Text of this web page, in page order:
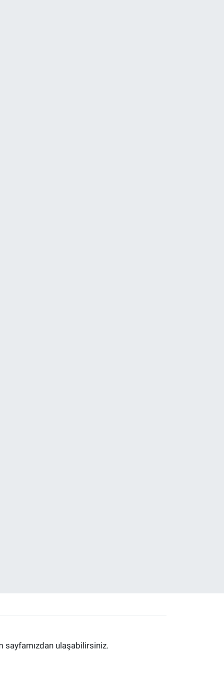
sayfamızdan ulaşabilirsiniz.